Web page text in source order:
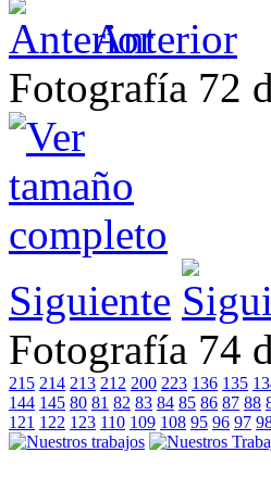
Anterior
Fotografía 72
Siguiente
Fotografía 74
215 214 213 212 200 223 136 135
144 145 80 81 82 83 84 85 86 87 88
121 122 123 110 109 108 95 96 97